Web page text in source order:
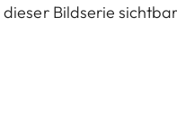
Bildserie